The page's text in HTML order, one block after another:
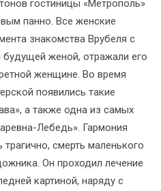
гостиницы «Метрополь»
панно. Все женские
знакомства Врубеля с
женой, отражали его
женщине. Во время
появились такие
а также одна из самых
Лебедь». Гармония
смерть маленького
Он проходил лечение
картиной, наряду с